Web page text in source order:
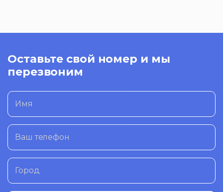
Оставьте свой номер и мы
перезвоним
Имя
Ваш телефон
Город